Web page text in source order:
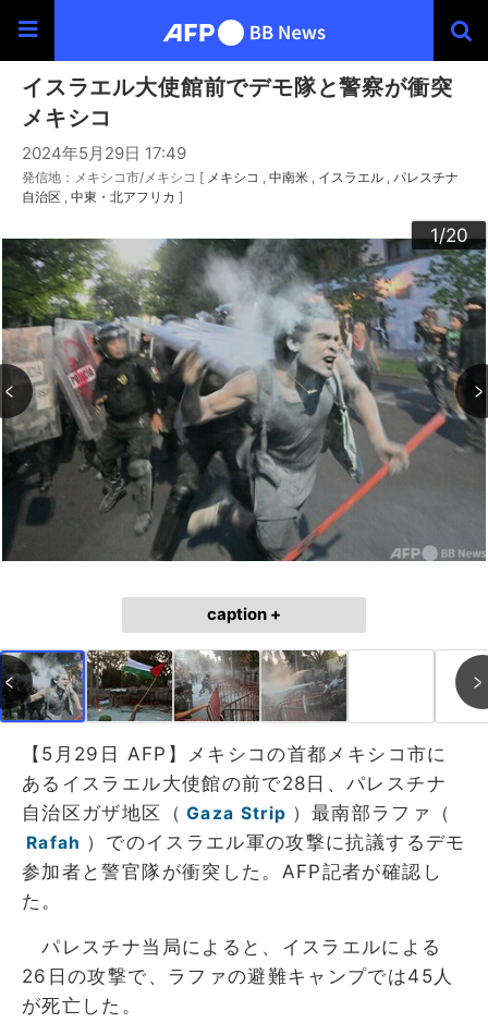
イスラエル大使館前でデモ隊と警察が衝突
メキシコ
2024年5月29日 17:49
発信地：メキシコ市/メキシコ [ メキシコ 中南米 イスラエル パレスチナ
自治区 中東・北アフリカ ]
1/20
2/20
3/20
4/20
5/20
6/20
7/20
8/20
9/20
10/20
11/20
12/20
13/20
14/20
15/20
16/20
17/20
18/20
19/20
20/20
caption +
【5月29日 AFP】メキシコの首都メキシコ市に
あるイスラエル大使館の前で28日、パレスチナ
自治区ガザ地区（ Gaza Strip ）最南部ラファ（
Rafah ）でのイスラエル軍の攻撃に抗議するデモ
参加者と警官隊が衝突した。AFP記者が確認し
た。
パレスチナ当局によると、イスラエルによる
26日の攻撃で、ラファの避難キャンプでは45人
が死亡した。